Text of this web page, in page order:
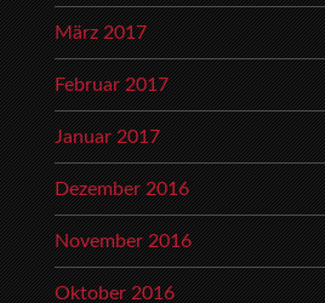
März 2017
Februar 2017
Januar 2017
Dezember 2016
November 2016
Oktober 2016